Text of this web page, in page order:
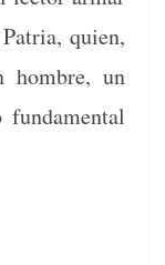
quien,
hom­bre, un